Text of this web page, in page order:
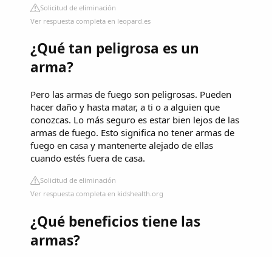
Solicitud de eliminación
Ver respuesta completa en leopard.es
¿Qué tan peligrosa es un
arma?
Pero las armas de fuego son peligrosas. Pueden
hacer daño y hasta matar, a ti o a alguien que
conozcas. Lo más seguro es estar bien lejos de las
armas de fuego. Esto significa no tener armas de
fuego en casa y mantenerte alejado de ellas
cuando estés fuera de casa.
Solicitud de eliminación
Ver respuesta completa en kidshealth.org
¿Qué beneficios tiene las
armas?